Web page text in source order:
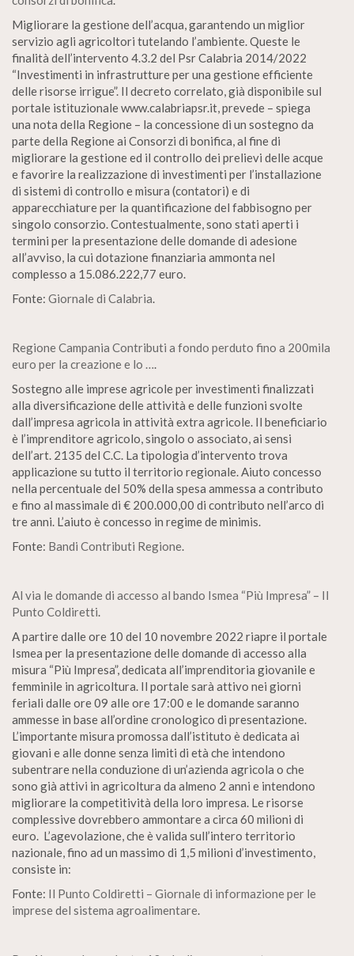
Migliorare la gestione dell’acqua, garantendo un miglior
servizio agli agricoltori tutelando l’ambiente. Queste le
finalità dell’intervento 4.3.2 del Psr Calabria 2014/2022
“Investimenti in infrastrutture per una gestione efficiente
delle risorse irrigue”. Il decreto correlato, già disponibile sul
portale istituzionale www.calabriapsr.it, prevede – spiega
una nota della Regione – la concessione di un sostegno da
parte della Regione ai Consorzi di bonifica, al fine di
migliorare la gestione ed il controllo dei prelievi delle acque
e favorire la realizzazione di investimenti per l’installazione
di sistemi di controllo e misura (contatori) e di
apparecchiature per la quantificazione del fabbisogno per
singolo consorzio. Contestualmente, sono stati aperti i
termini per la presentazione delle domande di adesione
all’avviso, la cui dotazione finanziaria ammonta nel
complesso a 15.086.222,77 euro.
Fonte: Giornale di Calabria.
Regione Campania Contributi a fondo perduto fino a 200mila
euro per la creazione e lo ….
Sostegno alle imprese agricole per investimenti finalizzati
alla diversificazione delle attività e delle funzioni svolte
dall’impresa agricola in attività extra agricole. Il beneficiario
è l’imprenditore agricolo, singolo o associato, ai sensi
dell’art. 2135 del C.C. La tipologia d’intervento trova
applicazione su tutto il territorio regionale. Aiuto concesso
nella percentuale del 50% della spesa ammessa a contributo
e fino al massimale di € 200.000,00 di contributo nell’arco di
tre anni. L’aiuto è concesso in regime de minimis.
Fonte: Bandi Contributi Regione.
Al via le domande di accesso al bando Ismea “Più Impresa” – Il
Punto Coldiretti.
A partire dalle ore 10 del 10 novembre 2022 riapre il portale
Ismea per la presentazione delle domande di accesso alla
misura “Più Impresa”, dedicata all’imprenditoria giovanile e
femminile in agricoltura. Il portale sarà attivo nei giorni
feriali dalle ore 09 alle ore 17:00 e le domande saranno
ammesse in base all’ordine cronologico di presentazione.
L’importante misura promossa dall’istituto è dedicata ai
giovani e alle donne senza limiti di età che intendono
subentrare nella conduzione di un’azienda agricola o che
sono già attivi in agricoltura da almeno 2 anni e intendono
migliorare la competitività della loro impresa. Le risorse
complessive dovrebbero ammontare a circa 60 milioni di
euro. L’agevolazione, che è valida sull’intero territorio
nazionale, fino ad un massimo di 1,5 milioni d’investimento,
consiste in:
Fonte: Il Punto Coldiretti – Giornale di informazione per le
imprese del sistema agroalimentare.